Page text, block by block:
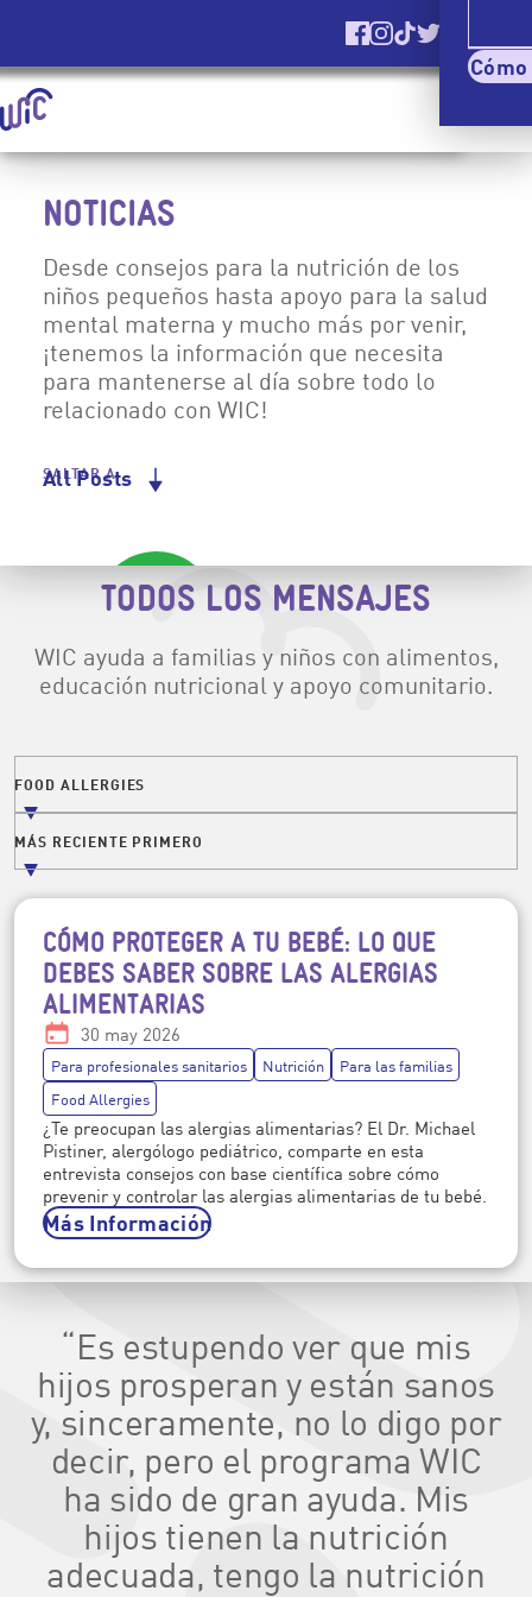
Saltar Navegación Al Contenido Principal
Encuéntranos en
Encuéntranos en
Encuéntranos
Homepage | Mujeres, Infantes y Niños (WIC)
NOTICIAS
Desde consejos para la nutrición de los
niños pequeños hasta apoyo para la salud
mental materna y mucho más por venir,
¡tenemos la información que necesita
para mantenerse al día sobre todo lo
relacionado con WIC!
SALTAR A
All Posts
TODOS LOS MENSAJES
WIC ayuda a familias y niños con alimentos,
educación nutricional y apoyo comunitario.
FOOD ALLERGIES
FILTRAR PUBLICACIONES POR TEMA
MÁS RECIENTE PRIMERO
ORDENAR PUBLICACIONES POR FECHA
CÓMO PROTEGER A TU BEBÉ: LO QUE
DEBES SABER SOBRE LAS ALERGIAS
ALIMENTARIAS
Fecha:
30 may 2026
Temas de la publicación
Para profesionales sanitarios Nutrición
Para las familias
Food Allergies
¿Te preocupan las alergias alimentarias? El Dr. Michael
Pistiner, alergólogo pediátrico, comparte en esta
entrevista consejos con base científica sobre cómo
prevenir y controlar las alergias alimentarias de tu bebé.
Más Información
“Es estupendo ver que mis
hijos prosperan y están sanos
y, sinceramente, no lo digo por
decir, pero el programa WIC
ha sido de gran ayuda. Mis
hijos tienen la nutrición
adecuada, tengo la nutrición